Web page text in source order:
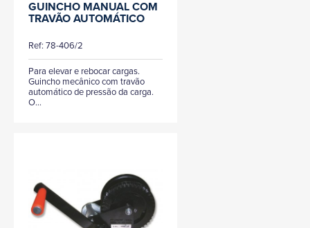
GUINCHO MANUAL COM
TRAVÃO AUTOMÁTICO
Ref: 78-406/2
Para elevar e rebocar cargas.
Guincho mecânico com travão
automático de pressão da carga.
O...